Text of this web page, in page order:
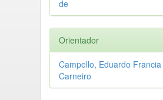
de
Orientador
Campello, Eduardo Francia
Carneiro